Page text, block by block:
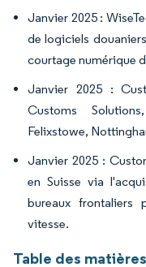
Janvier 2025 :
de logiciels
courtage numérique
Janvier 2025 :
Customs
Felixstowe,
Janvier 2025 :
en Suisse via
bureaux frontaliers
vitesse.
Table des